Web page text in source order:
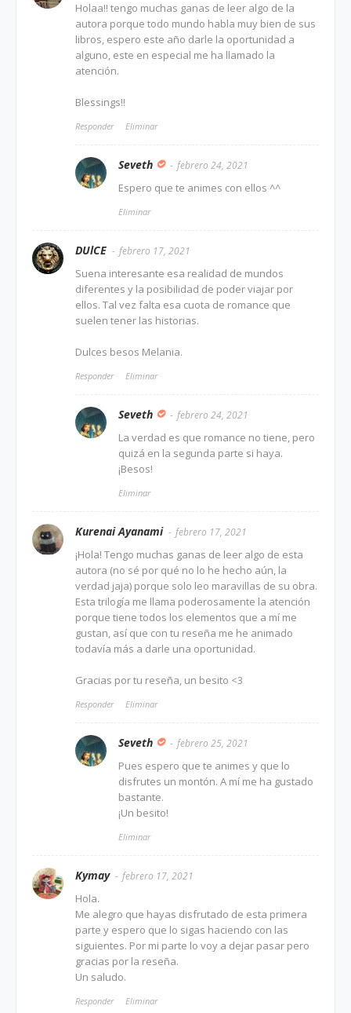
Holaa!! tengo muchas ganas de leer algo de la
autora porque todo mundo habla muy bien de sus
libros, espero este año darle la oportunidad a
alguno, este en especial me ha llamado la
atención.
Blessings!!
Responder Eliminar
Seveth febrero 24, 2021
Espero que te animes con ellos ^^
Eliminar
DUlCE febrero 17, 2021
Suena interesante esa realidad de mundos
diferentes y la posibilidad de poder viajar por
ellos. Tal vez falta esa cuota de romance que
suelen tener las historias.
Dulces besos Melania.
Responder Eliminar
Seveth febrero 24, 2021
La verdad es que romance no tiene, pero
quizá en la segunda parte si haya.
¡Besos!
Eliminar
Kurenai Ayanami febrero 17, 2021
¡Hola! Tengo muchas ganas de leer algo de esta
autora (no sé por qué no lo he hecho aún, la
verdad jaja) porque solo leo maravillas de su obra.
Esta trilogía me llama poderosamente la atención
porque tiene todos los elementos que a mí me
gustan, así que con tu reseña me he animado
todavía más a darle una oportunidad.
Gracias por tu reseña, un besito <3
Responder Eliminar
Seveth febrero 25, 2021
Pues espero que te animes y que lo
disfrutes un montón. A mí me ha gustado
bastante.
¡Un besito!
Eliminar
Kymay febrero 17, 2021
Hola.
Me alegro que hayas disfrutado de esta primera
parte y espero que lo sigas haciendo con las
siguientes. Por mi parte lo voy a dejar pasar pero
gracias por la reseña.
Un saludo.
Responder Eliminar